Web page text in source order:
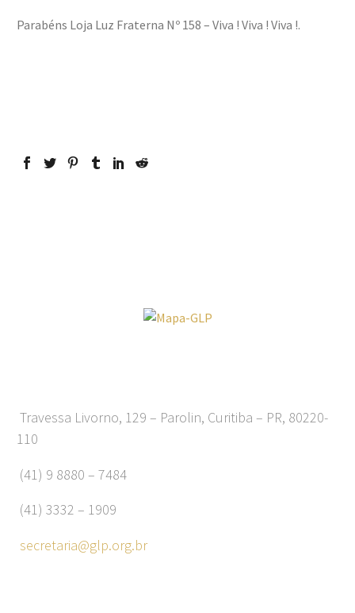
Parabéns Loja Luz Fraterna Nº 158 – Viva ! Viva ! Viva !.
Travessa Livorno, 129 – Parolin, Curitiba – PR, 80220-
110
(41) 9 8880 – 7484
(41) 3332 – 1909
secretaria@glp.org.br